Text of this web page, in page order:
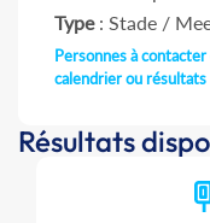
Type: Stade /
Personnes à
calendrier ou résultats
Résultats